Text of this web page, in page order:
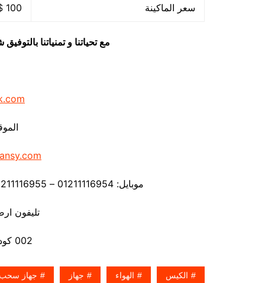
سعر الماكينة 100 $ او ما يعادله بالجنيه المصرى
مع تحياتنا و تمنياتنا
موبايل: 01211116954 – 01211116955 – 01211116956 – – 01211116958
تليفون ارضي
002 كود مصر قبل الرقم
الكيس الهواء جهاز جهاز سحب